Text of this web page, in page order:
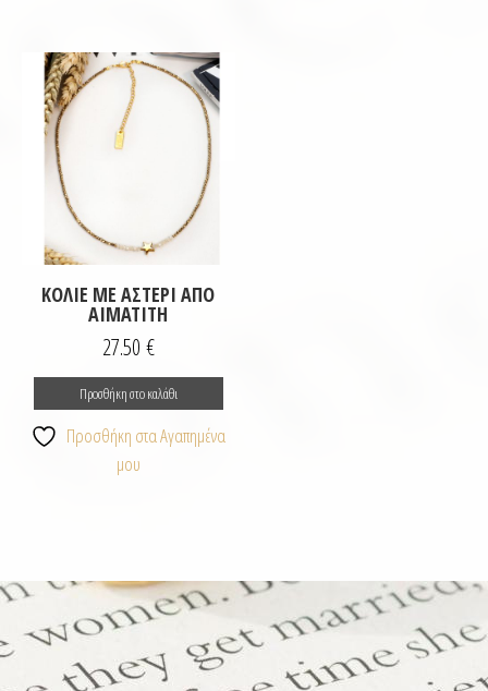
ΚΟΛΙΈ ΜΕ ΑΣΤΈΡΙ ΑΠΌ
ΑΙΜΑΤΊΤΗ
27.50 €
Προσθήκη στο καλάθι
Προσθήκη στα Αγαπημένα
μου